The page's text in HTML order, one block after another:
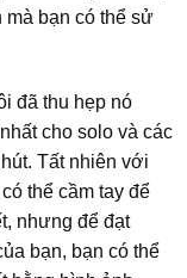
mà bạn có thể sử
đã thu hẹp nó
cho solo và các
Tất nhiên với
thể cầm tay để
nhưng để đạt
bạn, bạn có thể